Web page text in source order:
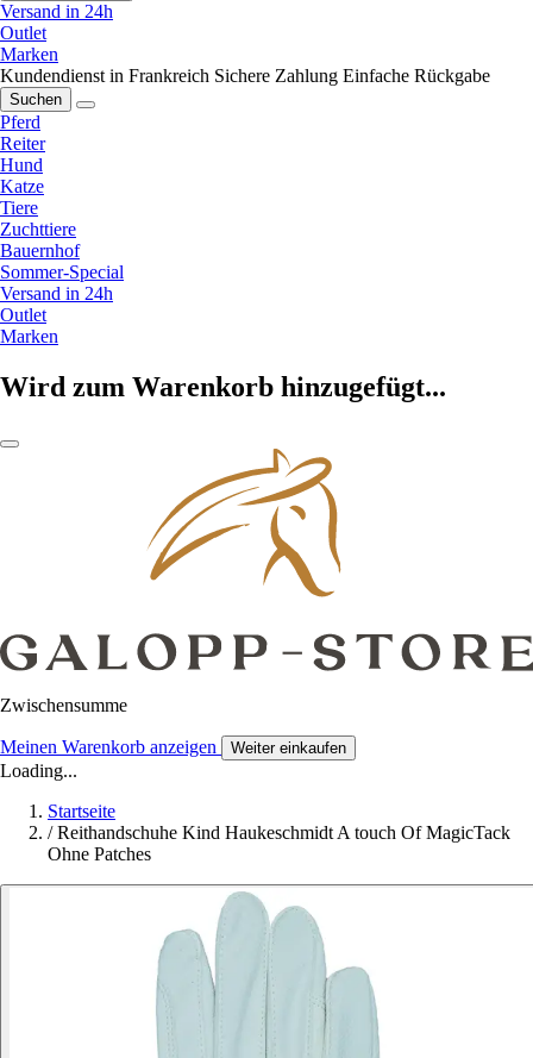
Versand in 24h
Outlet
Marken
Kundendienst in Frankreich Sichere Zahlung Einfache Rückgabe
Suchen
Pferd
Reiter
Hund
Katze
Tiere
Zuchttiere
Bauernhof
Sommer-Special
Versand in 24h
Outlet
Marken
Wird zum Warenkorb hinzugefügt...
Zwischensumme
Meinen Warenkorb anzeigen Weiter einkaufen
Loading...
Startseite
/ Reithandschuhe Kind Haukeschmidt A touch Of MagicTack
Ohne Patches